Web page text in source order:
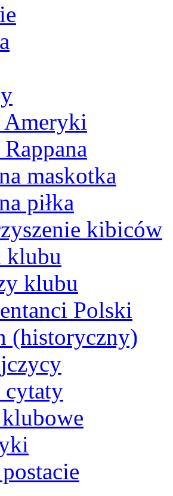
Ameryki
maskotka
piłka
kibiców
klubu
klubu
Polski
(historyczny)
cytaty